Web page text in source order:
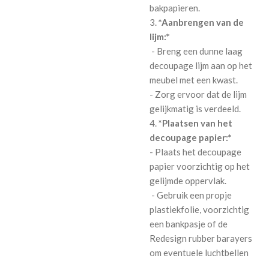
bakpapieren.
3.*Aanbrengen van de
lijm:*
- Breng een dunne laag
decoupage lijm aan op het
meubel met een kwast.
- Zorg ervoor dat de lijm
gelijkmatig is verdeeld.
4.*Plaatsen van het
decoupage papier:*
- Plaats het decoupage
papier voorzichtig op het
gelijmde oppervlak.
- Gebruik een propje
plastiekfolie, voorzichtig
een bankpasje of de
Redesign rubber barayers
om eventuele luchtbellen